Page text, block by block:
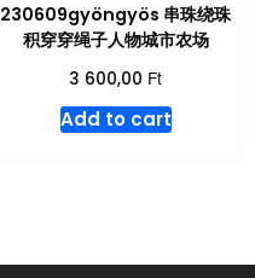
230609gyöngyös 串珠绕珠
积穿穿绳子人物城市农场
3 600,00 Ft
Add to cart